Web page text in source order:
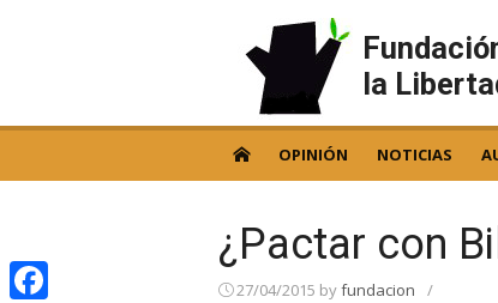
la
OPINIÓN NOTICIAS
¿Pactar con
27/04/2015 byfundacion /